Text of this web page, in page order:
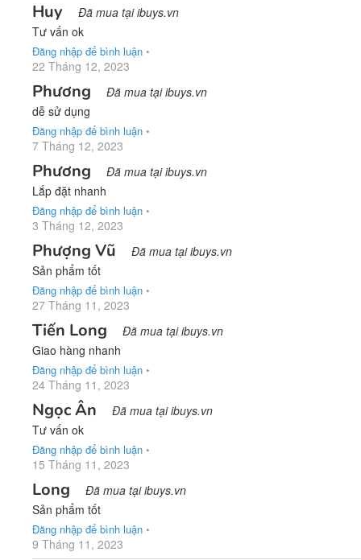
Huy Đã mua tại ibuys.vn
Tư vấn ok
Đăng nhập để bình luận •
22 Tháng 12, 2023
Phương Đã mua tại ibuys.vn
dễ sử dụng
Đăng nhập để bình luận •
7 Tháng 12, 2023
Phương Đã mua tại ibuys.vn
Lắp đặt nhanh
Đăng nhập để bình luận •
3 Tháng 12, 2023
Phượng Vũ Đã mua tại ibuys.vn
Sản phẩm tốt
Đăng nhập để bình luận •
27 Tháng 11, 2023
Tiến Long Đã mua tại ibuys.vn
Giao hàng nhanh
Đăng nhập để bình luận •
24 Tháng 11, 2023
Ngọc Ân Đã mua tại ibuys.vn
Tư vấn ok
Đăng nhập để bình luận •
15 Tháng 11, 2023
Long Đã mua tại ibuys.vn
Sản phẩm tốt
Đăng nhập để bình luận •
9 Tháng 11, 2023